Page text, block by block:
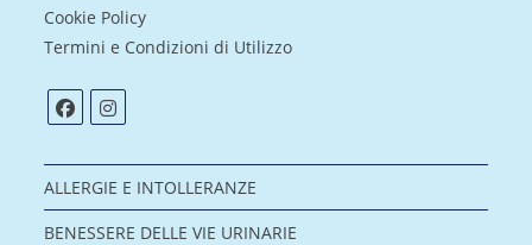
Cookie Policy
Termini e Condizioni di Utilizzo
ALLERGIE E INTOLLERANZE
BENESSERE DELLE VIE URINARIE